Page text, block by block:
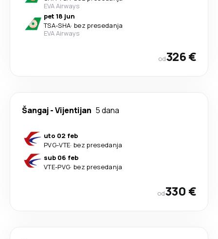
EVA Airways
pet 18 jun
TSA-SHA· bez presedanja
EVA Airways
od326 €
Šangaj-Vijentijan 5 dana
uto 02 feb
PVG-VTE· bez presedanja
sub 06 feb
VTE-PVG· bez presedanja
od330 €